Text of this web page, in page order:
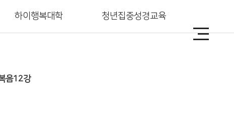
하이행복대학 청년집중성경교육
음12강